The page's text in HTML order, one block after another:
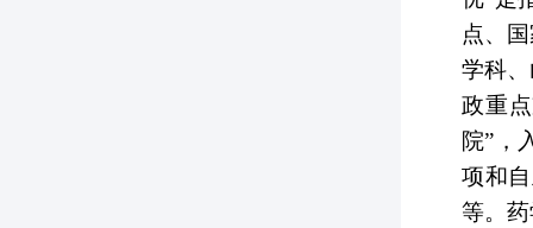
点、
学科
政重
院”，
项和
等。